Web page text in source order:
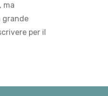
ma
grande
per il